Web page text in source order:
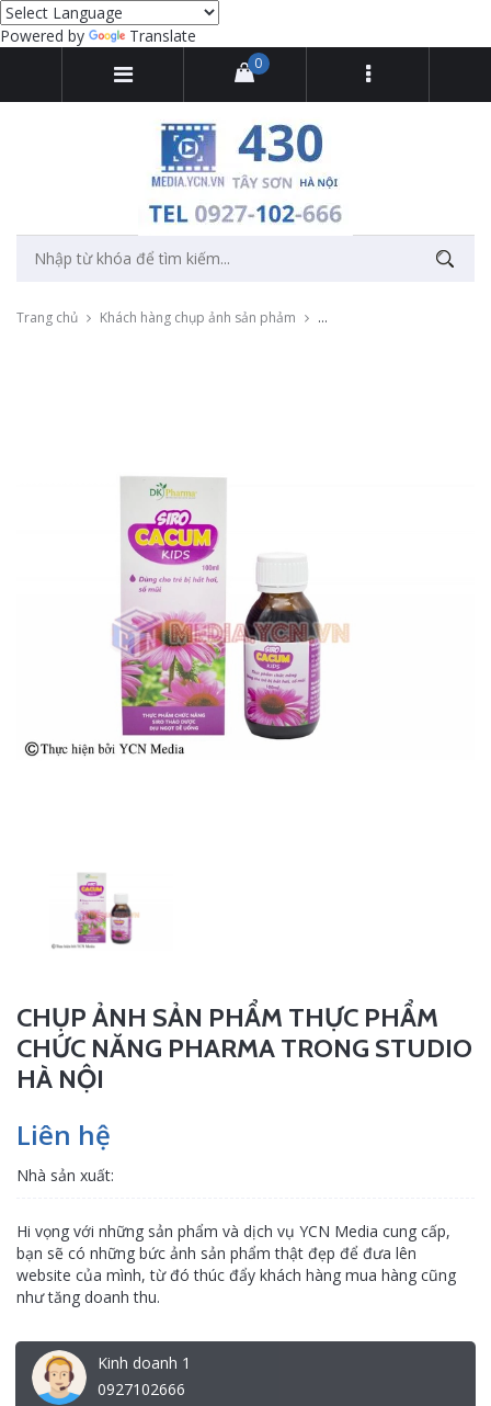
Powered by Translate
0
Trang chủ Khách hàng chụp ảnh sản phảm Chụp ảnh sản phẩm Thực
CHỤP ẢNH SẢN PHẨM THỰC PHẨM
CHỨC NĂNG PHARMA TRONG STUDIO
HÀ NỘI
Liên hệ
Nhà sản xuất:
Hi vọng với những sản phẩm và dịch vụ YCN Media cung cấp,
bạn sẽ có những bức ảnh sản phẩm thật đẹp để đưa lên
website của mình, từ đó thúc đẩy khách hàng mua hàng cũng
như tăng doanh thu.
Kinh doanh 1
0927102666